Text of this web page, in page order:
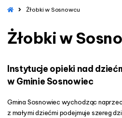
H
e
Żłobki w Sosnowcu
Żłobki w
Instytucje opieki nad
w Gminie Sosnowiec
Gmina Sosnowiec wychodząc
z małymi dziećmi podejmuje szereg